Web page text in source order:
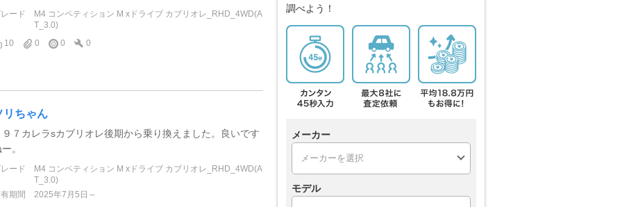
ード
M4 コンペティション M xドライブ カブリオレ_RHD_4WD(A
T_3.0)
10
0 0 0
リちゃん
９７カレラsカブリオレ後期から乗り換えました。良いです
。
ード
M4 コンペティション M xドライブ カブリオレ_RHD_4WD(A
T_3.0)
期間
2025年7月5日～
調べよう！
メーカー
モデル